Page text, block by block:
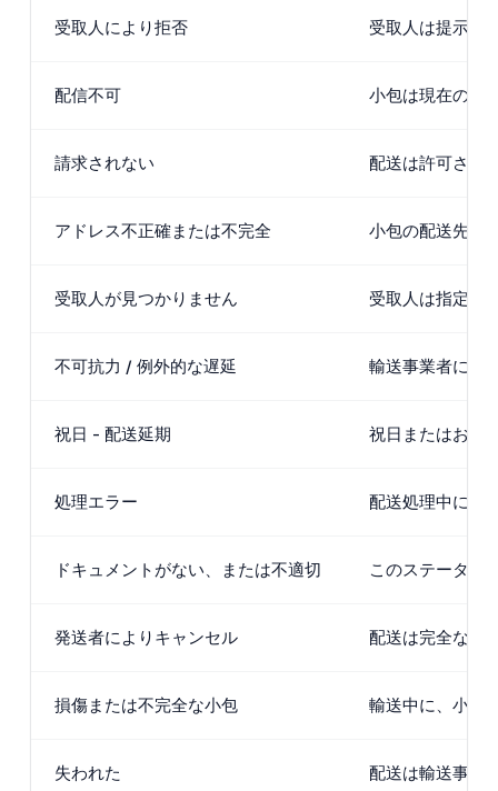
受取人により拒否 受取人は提示時
配信不可 小包は現在の条
請求されない 配送は許可され
アドレス不正確または不完全 小包の配送先住
受取人が見つかりません 受取人は指定さ
不可抗力 / 例外的な遅延 輸送事業者に独
祝日 - 配送延期 祝日またはお休
処理エラー 配送処理中に内
ドキュメントがない、または不適切 このステータス
発送者によりキャンセル 配送は完全な取
損傷または不完全な小包 輸送中に、小包
失われた 配送は輸送事業